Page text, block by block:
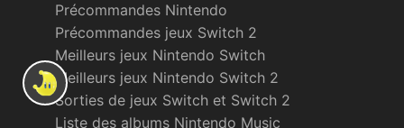
Précommandes Nintendo
Précommandes jeux Switch 2
Meilleurs jeux Nintendo Switch
Meilleurs jeux Nintendo Switch 2
Sorties de jeux Switch et Switch 2
Liste des albums Nintendo Music